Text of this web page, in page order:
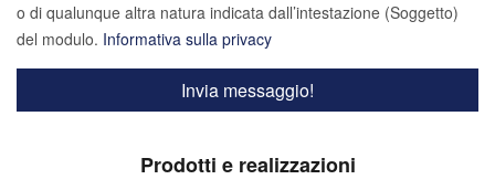
o di qualunque altra natura indicata dall’intestazione (Soggetto)
del modulo. Informativa sulla privacy
Prodotti e realizzazioni